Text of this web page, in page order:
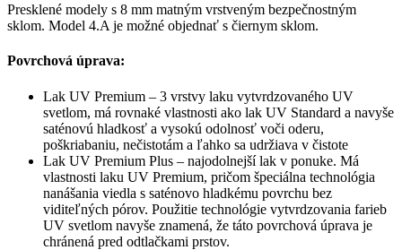
Presklené modely s 8 mm matným vrstveným bezpečnostným
sklom. Model 4.A je možné objednať s čiernym sklom.
Povrchová úprava:
Lak UV Premium – 3 vrstvy laku vytvrdzovaného UV
svetlom, má rovnaké vlastnosti ako lak UV Standard a navyše
saténovú hladkosť a vysokú odolnosť voči oderu,
poškriabaniu, nečistotám a ľahko sa udržiava v čistote
Lak UV Premium Plus – najodolnejší lak v ponuke. Má
vlastnosti laku UV Premium, pričom špeciálna technológia
nanášania viedla s saténovo hladkému povrchu bez
viditeľných pórov. Použitie technológie vytvrdzovania farieb
UV svetlom navyše znamená, že táto povrchová úprava je
chránená pred odtlačkami prstov.